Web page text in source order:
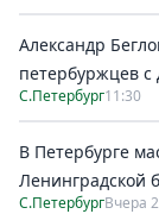
Александр
петербуржцев
С.Петербург11:30
В Петербурге
Ленинградской
С.ПетербургВчера